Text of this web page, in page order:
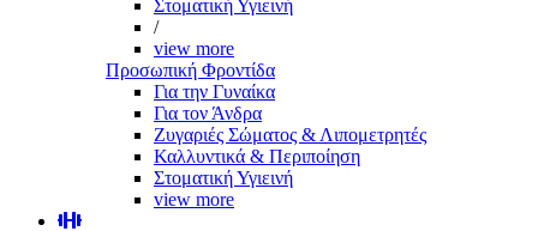
Στοματική Υγιεινή
/
view more
Προσωπική Φροντίδα
Για την Γυναίκα
Για τον Άνδρα
Ζυγαριές Σώματος & Λιπομετρητές
Καλλυντικά & Περιποίηση
Στοματική Υγιεινή
view more